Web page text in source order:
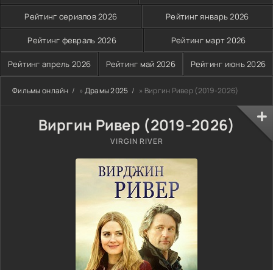
Рейтинг сериалов 2026 Рейтинг январь 2026
Рейтинг февраль 2026 Рейтинг март 2026
Рейтинг апрель 2026 Рейтинг май 2026 Рейтинг июнь 2026
Фильмы онлайн » Драмы 2025 » Виргин Ривер (2019-2026)
Виргин Ривер (2019-2026)
VIRGIN RIVER